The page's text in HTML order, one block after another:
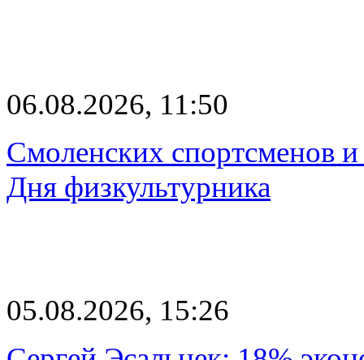
06.08.2026, 11:50
Смоленских спортсменов
Дня физкультурника
05.08.2026, 15:26